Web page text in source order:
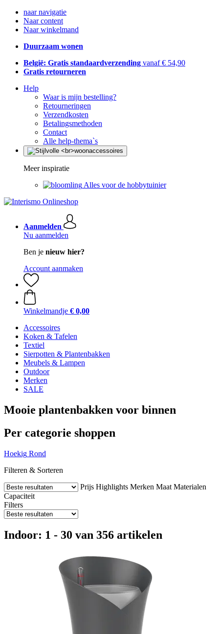
naar navigatie
Naar content
Naar winkelmand
Duurzaam wonen
België: Gratis standaardverzending vanaf € 54,90
Gratis retourneren
Help
Waar is mijn bestelling?
Retourneringen
Verzendkosten
Betalingsmethoden
Contact
Alle help-thema`s
Meer inspiratie
Alles voor de hobbytuinier
Aanmelden
Nu aanmelden
Ben je nieuw hier?
Account aanmaken
Winkelmandje € 0,00
Accessoires
Koken & Tafelen
Textiel
Sierpotten & Plantenbakken
Meubels & Lampen
Outdoor
Merken
SALE
Mooie plantenbakken voor binnen
Per categorie shoppen
Hoekig Rond
Filteren & Sorteren
Prijs Highlights Merken Maat Materialen
Capaciteit
Filters
Indoor: 1 - 30 van 356 artikelen